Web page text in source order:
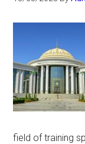
field of training